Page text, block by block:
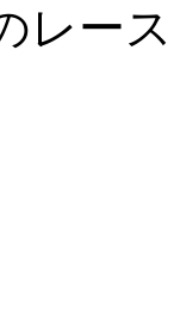
レース